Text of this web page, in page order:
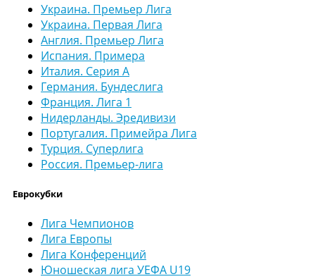
Украина. Премьер Лига
Украина. Первая Лига
Англия. Премьер Лига
Испания. Примера
Италия. Серия А
Германия. Бундеслига
Франция. Лига 1
Нидерланды. Эредивизи
Португалия. Примейра Лига
Турция. Суперлига
Россия. Премьер-лига
Еврокубки
Лига Чемпионов
Лига Европы
Лига Конференций
Юношеская лига УЕФА U19